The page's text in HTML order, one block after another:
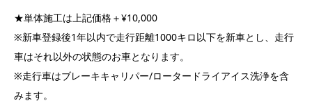
★単体施工は上記価格＋¥10,000
※新車登録後1年以内で走行距離1000キロ以下を新車とし、走行
車はそれ以外の状態のお車となります。
※走行車はブレーキキャリパー/ロータードライアイス洗浄を含
みます。